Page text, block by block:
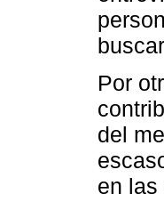
Por
del
en las